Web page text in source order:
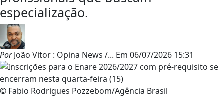
especialização.
PorJoão Vitor : Opina News /... Em 06/07/2026 15:31
© Fabio Rodrigues Pozzebom/Agência Brasil